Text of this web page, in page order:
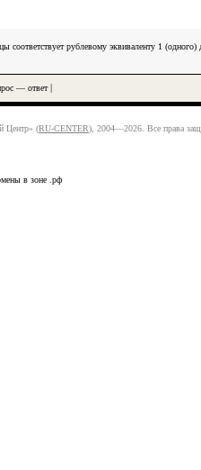
соответствует рублевому эквиваленту 1
— ответ|
Центр» (RU-CENTER), 2004—2026. Все права
в зоне .рф